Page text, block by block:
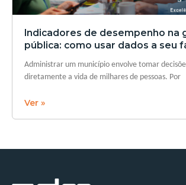
Indicadores de desempenho na
pública: como usar dados a seu
Administrar um município envolve tomar
diretamente a vida de milhares de pessoas. Por
Ver »